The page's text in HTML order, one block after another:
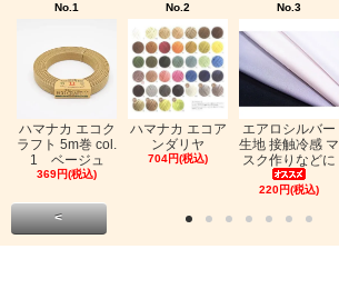
No.1
ハマナカ エコク
ラフト 5m巻 col.
1 ベージュ
369円(税込)
No.2
ハマナカ エコア
ンダリヤ
704円(税込)
No.3
エアロシルバー
生地 接触冷感 マ
スク作りなどに
220円(税込)
<